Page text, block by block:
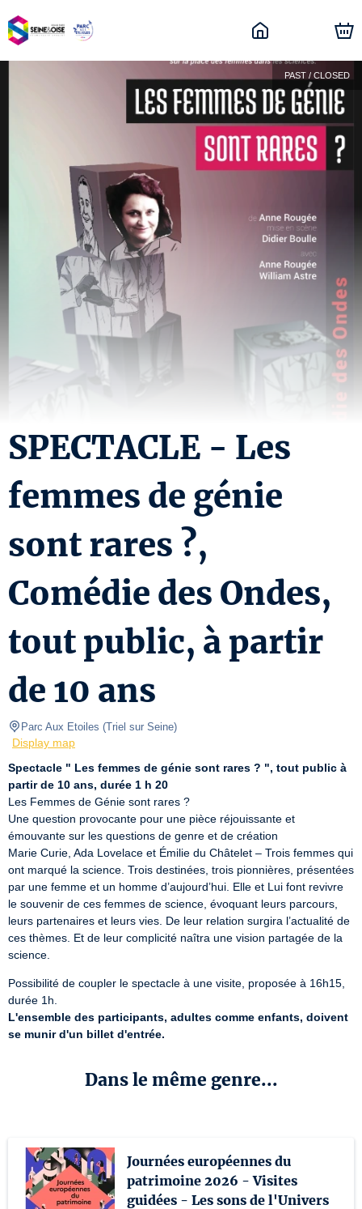
PAST / CLOSED
SPECTACLE - Les
femmes de génie
sont rares ?,
Comédie des Ondes,
tout public, à partir
de 10 ans
Parc Aux Etoiles (Triel sur Seine)
Display map
Spectacle " Les femmes de génie sont rares ? ", tout public à
partir de 10 ans, durée 1 h 20
Les Femmes de Génie sont rares ?
Une question provocante pour une pièce réjouissante et
émouvante sur les questions de genre et de création
Marie Curie, Ada Lovelace et Émilie du Châtelet – Trois femmes qui
ont marqué la science. Trois destinées, trois pionnières, présentées
par une femme et un homme d’aujourd’hui. Elle et Lui font revivre
le souvenir de ces femmes de science, évoquant leurs parcours,
leurs partenaires et leurs vies. De leur relation surgira l’actualité de
ces thèmes. Et de leur complicité naîtra une vision partagée de la
science.
Possibilité de coupler le spectacle à une visite, proposée à 16h15,
L'ensemble des participants, adultes comme enfants, doivent
se munir d'un billet d'entrée.
Dans le même genre...
Journées européennes du
patrimoine 2026 - Visites
guidées - Les sons de l'Univers